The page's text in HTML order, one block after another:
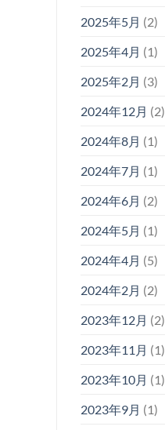
2025年5月 (2)
2025年4月 (1)
2025年2月 (3)
2024年12月 (2)
2024年8月 (1)
2024年7月 (1)
2024年6月 (2)
2024年5月 (1)
2024年4月 (5)
2024年2月 (2)
2023年12月 (2)
2023年11月 (1)
2023年10月 (1)
2023年9月 (1)